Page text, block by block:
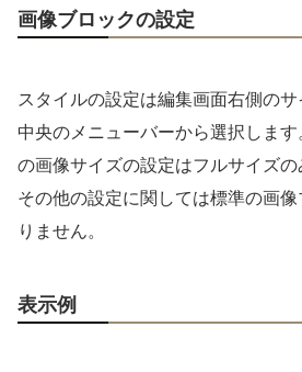
画像ブロックの設定
スタイルの設定は編集画面右側の
中央のメニューバーから選択しま
の画像サイズの設定はフルサイズの
その他の設定に関しては標準の画
りません。
表示例